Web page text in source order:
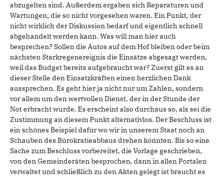
abzugelten sind. Außerdem ergaben sich Reparaturen und
Wartungen, die so nicht vorgesehen waren. Ein Punkt, der
nicht wirklich der Diskussion bedarf und eigentlich schnell
abgehandelt werden kann. Was will man hier auch
besprechen? Sollen die Autos auf dem Hof bleiben oder beim
nächsten Starkregenereignis die Einsätze abgesagt werden,
weil das Budget bereits aufgebraucht war? Zuerst gilt es an
dieser Stelle den Einsatzkräften einen herzlichen Dank
aussprechen. Es geht hier ja nicht nur um Zahlen, sondern
vor allem um den wertvollen Dienst, der in der Stunde der
Not erbracht wurde. Es erscheint also durchaus so, als sei die
Zustimmung an diesem Punkt alternativlos. Der Beschluss ist
ein schönes Beispiel dafür wo wir in unserem Staat noch an
Schauben des Bürokratieabbaus drehen könnten. Bis so eine
Sache zum Beschluss vorbereitet, die Vorlage geschrieben,
von den Gemeinderäten besprochen, dann in allen Portalen
verwaltet und schließlich zu den Akten gelegt ist braucht es